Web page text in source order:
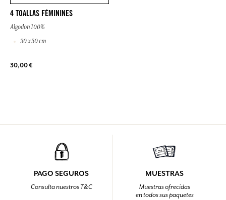
4 TOALLAS FÉMININES
Algodon 100%
30 x 50 cm
30,00 €
PAGO SEGUROS
Consulta nuestros T&C
MUESTRAS
Muestras ofrecidas
en todos sus paquetes